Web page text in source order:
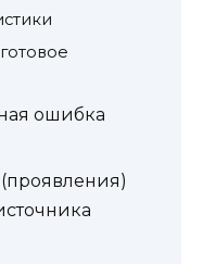
ошибка